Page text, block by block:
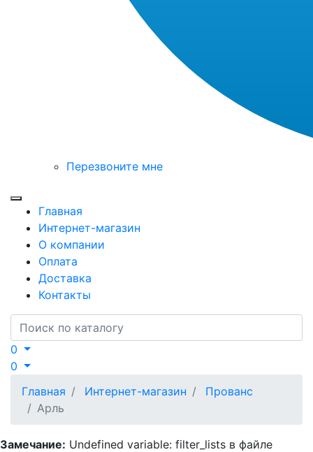
Перезвоните мне
Toggle mobile menu
Главная
Интернет-магазин
О компании
Оплата
Доставка
Контакты
Search
0
0
Главная
Интернет-магазин
Прованс
Арль
Замечание: Undefined variable: filter_lists в файле